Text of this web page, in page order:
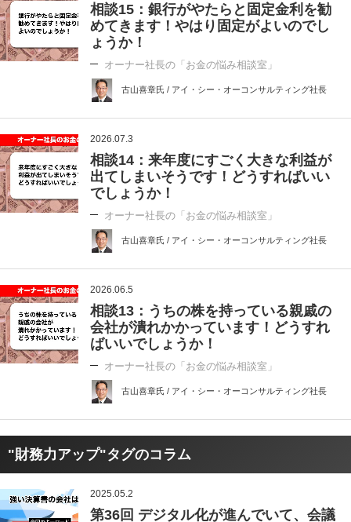
相談15：銀行がやたらと固定金利を勧
めてきます！やはり固定がよいのでし
ょうか！
オーナー社長の「お金の悩み相談室」
古山喜章氏 / アイ・シー・オーコンサルティング社長
2026.07.3
相談14：来年度にすごく大きな利益が
出てしまいそうです！どうすればいい
でしょうか！
オーナー社長の「お金の悩み相談室」
古山喜章氏 / アイ・シー・オーコンサルティング社長
2026.06.5
相談13：うちの株を持っている親戚の
会社が潰れかかっています！どうすれ
ばいいでしょうか！
オーナー社長の「お金の悩み相談室」
古山喜章氏 / アイ・シー・オーコンサルティング社長
"財務力アップ"タグのコラム
2025.05.2
第36回 デジタル化が進んでいて、会議